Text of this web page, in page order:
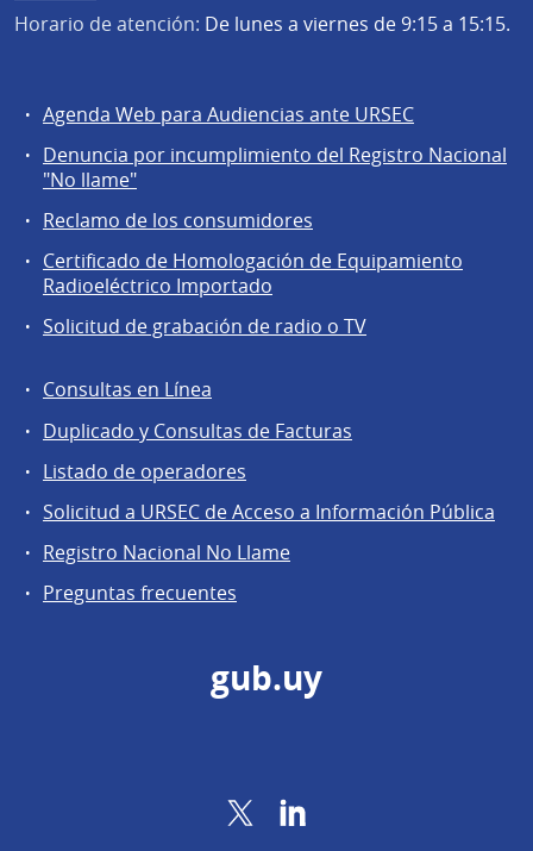
Horario de atención: De lunes a viernes de 9:15 a 15:15.
Servicios
comunidad
Agenda Web para Audiencias ante URSEC
Denuncia por incumplimiento del Registro Nacional
"No llame"
Reclamo de los consumidores
Certificado de Homologación de Equipamiento
Radioeléctrico Importado
Solicitud de grabación de radio o TV
Agentes
regulados
Consultas en Línea
Duplicado y Consultas de Facturas
Listado de operadores
Solicitud a URSEC de Acceso a Información Pública
Registro Nacional No Llame
Preguntas frecuentes
gub.uy
Twitter